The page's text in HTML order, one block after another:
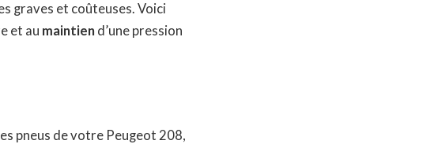
graves et coûteuses. Voici
et au maintien d’une pression
pneus de votre Peugeot 208,